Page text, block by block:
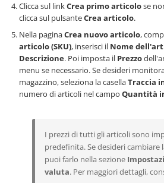
Clicca sul linkCrea primo articolose
clicca sul pulsanteCrea articolo.
Nella paginaCrea nuovo articolo,
articolo (SKU), inserisci il Nome
Descrizione. Poi imposta il Prezzo
menu se necessario. Se desideri
magazzino, seleziona la casellaTraccia
numero di articoli nel campo Quantità
I prezzi di tutti gli articoli sono
predefinita. Se desideri
puoi farlo nella sezione
valuta. Per maggiori dettagli,